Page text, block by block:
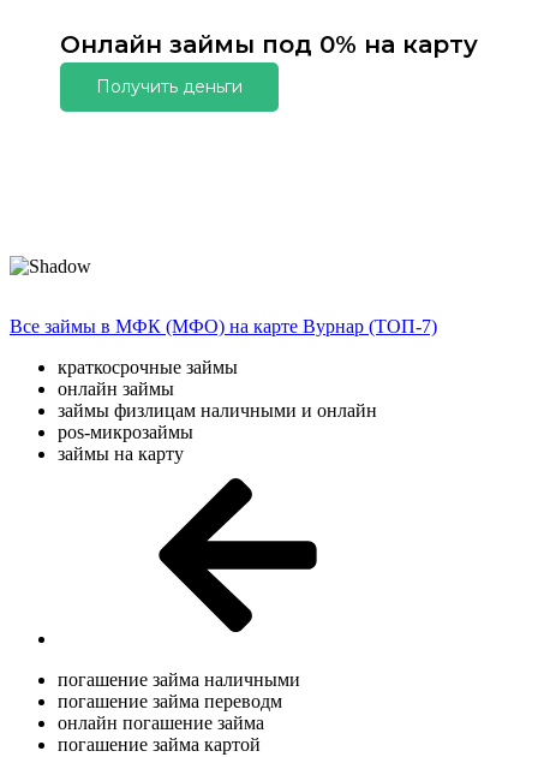
Онлайн займы под 0% на карту
Получить деньги
Все займы в МФК (МФО) на карте Вурнар (ТОП-7)
краткосрочные займы
онлайн займы
займы физлицам наличными и онлайн
pos-микрозаймы
займы на карту
погашение займа наличными
погашение займа переводм
онлайн погашение займа
погашение займа картой